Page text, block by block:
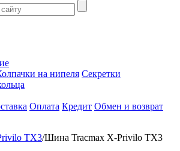
на нипеля Секретки
Оплата Кредит Обмен и возврат
TX3/Шина Tracmax X-Privilo TX3